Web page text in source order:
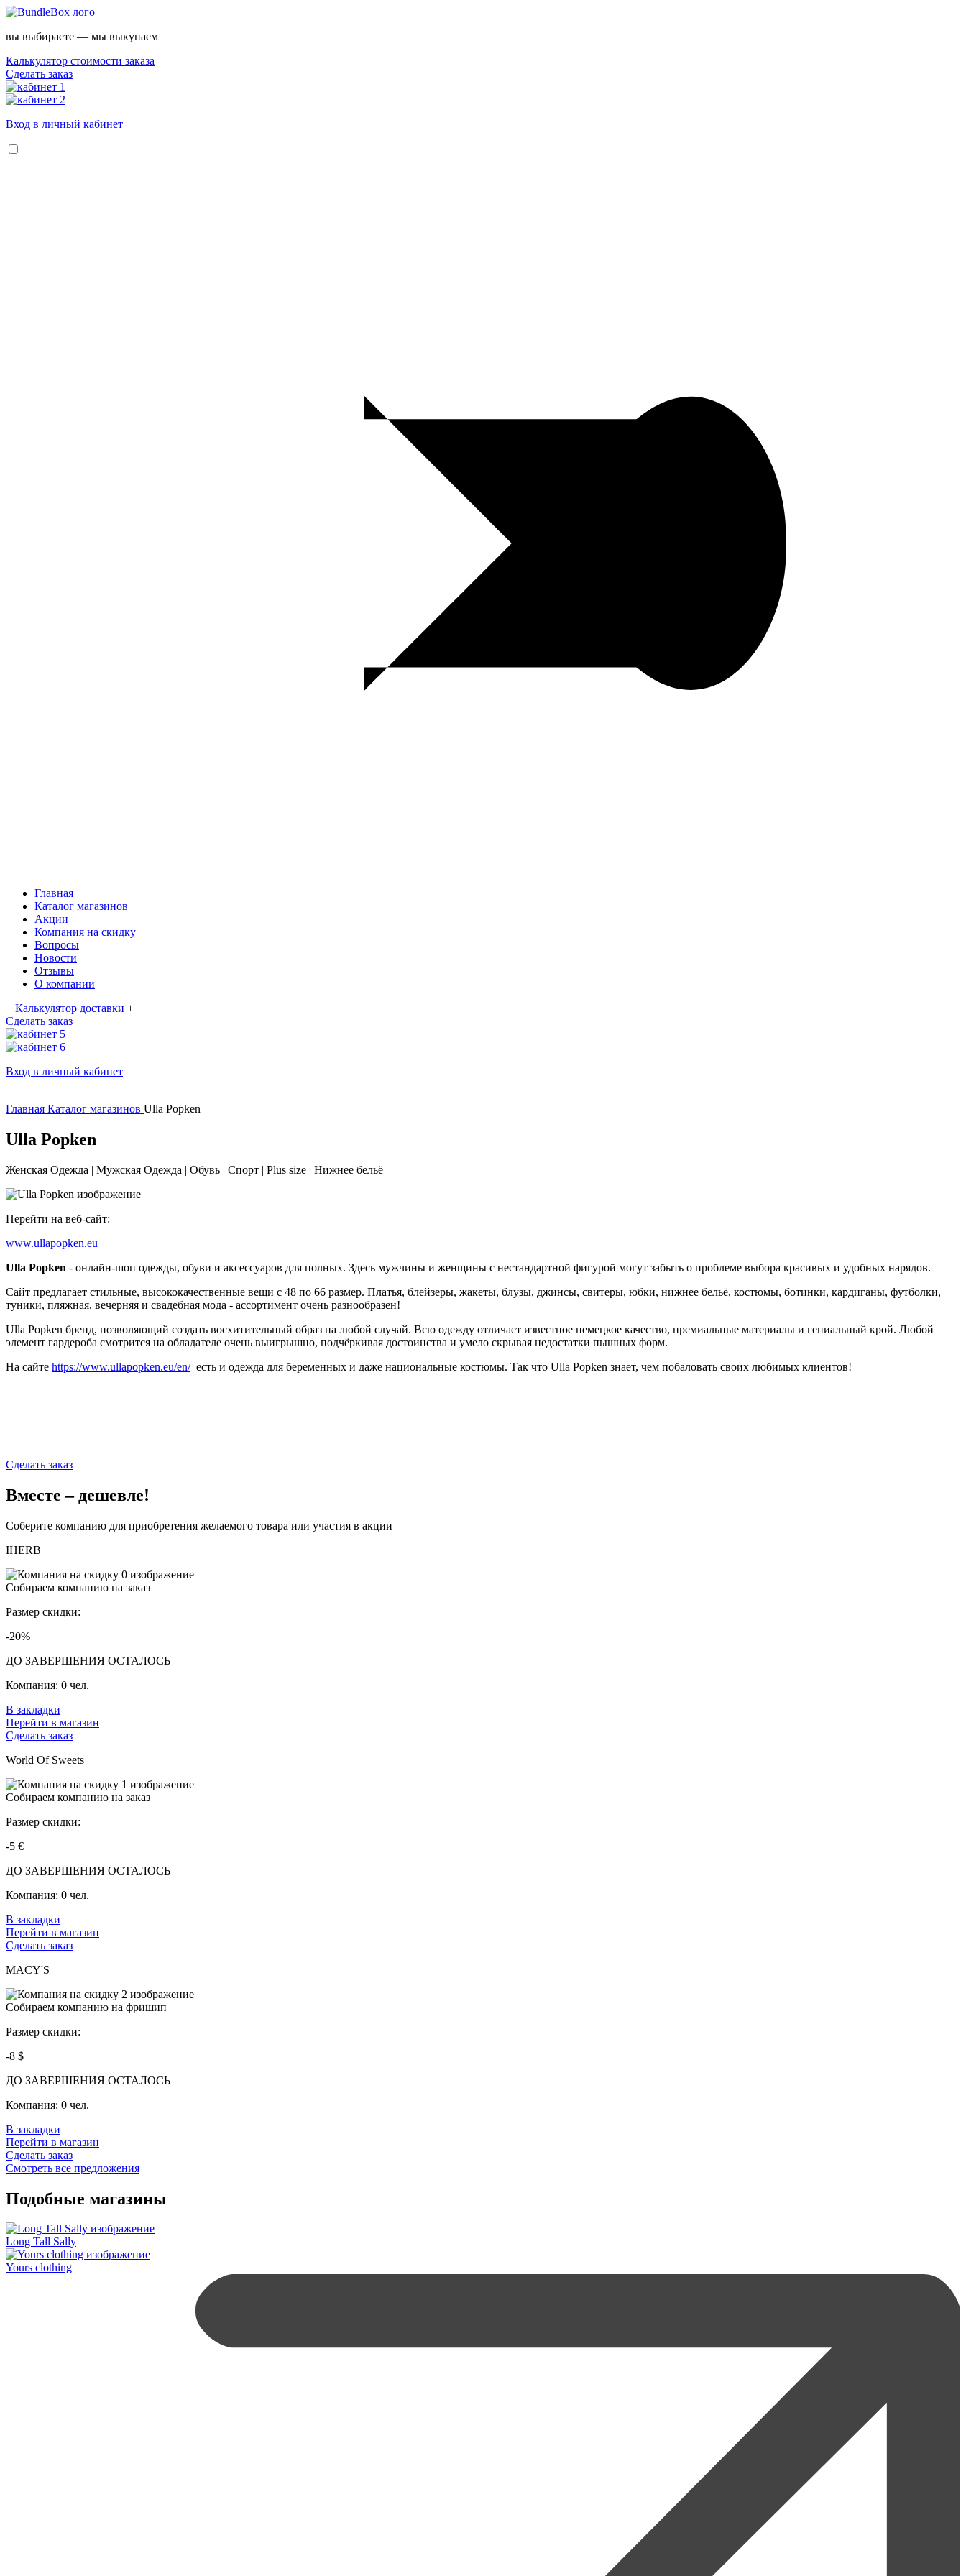
вы выбираете — мы выкупаем
Калькулятор стоимости заказа
Сделать заказ
Вход в личный кабинет
Главная
Каталог магазинов
Акции
Компания на скидку
Вопросы
Новости
Отзывы
О компании
+ Калькулятор доставки +
Сделать заказ
Вход в личный кабинет
Главная Каталог магазинов Ulla Popken
Ulla Popken
Женская Одежда | Мужская Одежда | Обувь | Спорт | Plus size | Нижнее бельё
Перейти на веб-сайт:
www.ullapopken.eu
Ulla Popken - онлайн-шоп одежды, обуви и аксессуаров для полных. Здесь мужчины и женщины с нестандартной фигурой могут забыть о проблеме выбора красивых и удобных нарядов.
Сайт предлагает стильные, высококачественные вещи с 48 по 66 размер. Платья, блейзеры, жакеты, блузы, джинсы, свитеры, юбки, нижнее бельё, костюмы, ботинки, кардиганы, футболки,
туники, пляжная, вечерняя и свадебная мода - ассортимент очень разнообразен!
Ulla Popken бренд, позволяющий создать восхитительный образ на любой случай. Всю одежду отличает известное немецкое качество, премиальные материалы и гениальный крой. Любой
элемент гардероба смотрится на обладателе очень выигрышно, подчёркивая достоинства и умело скрывая недостатки пышных форм.
На сайте https://www.ullapopken.eu/en/есть и одежда для беременных и даже национальные костюмы. Так что Ulla Popken знает, чем побаловать своих любимых клиентов!
Сделать заказ
Вместе – дешевле!
Соберите компанию для приобретения желаемого товара или участия в акции
IHERB
Собираем компанию на заказ
Размер скидки:
-20%
ДО ЗАВЕРШЕНИЯ ОСТАЛОСЬ
Компания: 0 чел.
В закладки
Перейти в магазин
Сделать заказ
World Of Sweets
Собираем компанию на заказ
Размер скидки:
-5 €
ДО ЗАВЕРШЕНИЯ ОСТАЛОСЬ
Компания: 0 чел.
В закладки
Перейти в магазин
Сделать заказ
MACY'S
Собираем компанию на фришип
Размер скидки:
-8 $
ДО ЗАВЕРШЕНИЯ ОСТАЛОСЬ
Компания: 0 чел.
В закладки
Перейти в магазин
Сделать заказ
Смотреть все предложения
Подобные магазины
Long Tall Sally
Yours clothing